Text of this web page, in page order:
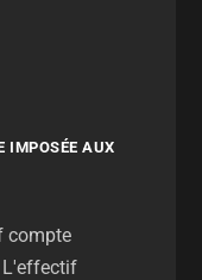
IMPOSÉE AUX
compte
L'effectif